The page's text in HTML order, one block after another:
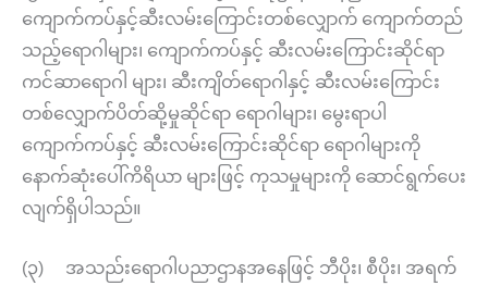
ကျောက်ကပ်နှင့်ဆီးလမ်းကြောင်းတစ်လျှောက် ကျောက်တည်
သည့်ရောဂါများ၊ ကျောက်ကပ်နှင့် ဆီးလမ်းကြောင်းဆိုင်ရာ
ကင်ဆာရောဂါ များ၊ ဆီးကျိတ်ရောဂါနှင့် ဆီးလမ်းကြောင်း
တစ်လျှောက်ပိတ်ဆို့မှုဆိုင်ရာ ရောဂါများ၊ မွေးရာပါ
ကျောက်ကပ်နှင့် ဆီးလမ်းကြောင်းဆိုင်ရာ ရောဂါများကို
နောက်ဆုံးပေါ်ကိရိယာ များဖြင့် ကုသမှုများကို ဆောင်ရွက်ပေး
လျက်ရှိပါသည်။
(၃) အသည်းရောဂါပညာဌာနအနေဖြင့် ဘီပိုး၊ စီပိုး၊ အရက်